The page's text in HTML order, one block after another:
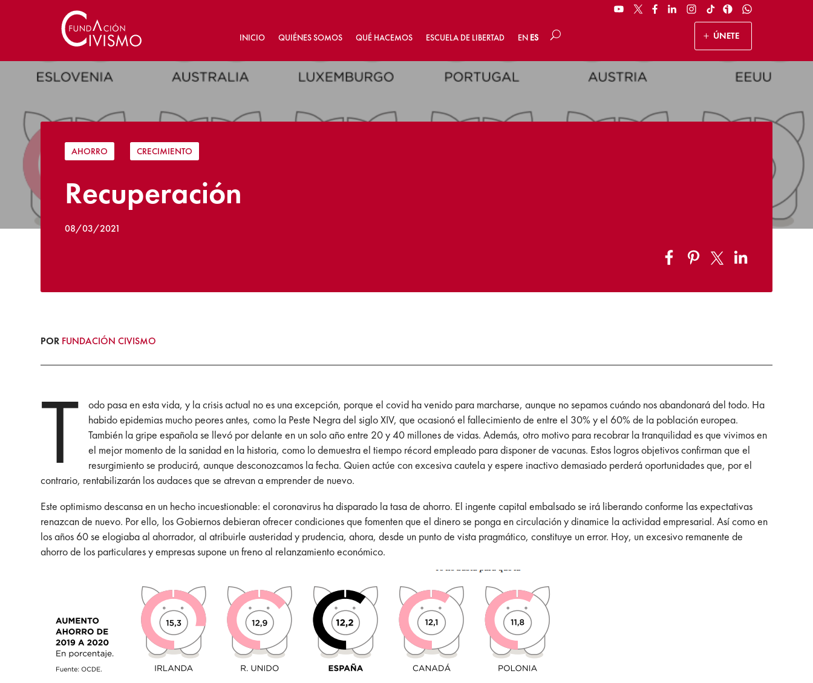
INICIO QUIÉNES SOMOS QUÉ HACEMOS ESCUELA DE LIBERTAD EN ES ÚNETE
AHORRO CRECIMIENTO
Recuperación
08/03/2021
POR FUNDACIÓN CIVISMO
T
odo pasa en esta vida, y la crisis actual no es una excepción, porque el covid ha venido para marcharse, aunque no sepamos cuándo nos abandonará del todo. Ha
habido epidemias mucho peores antes, como la Peste Negra del siglo XIV, que ocasionó el fallecimiento de entre el 30% y el 60% de la población europea.
También la gripe española se llevó por delante en un solo año entre 20 y 40 millones de vidas. Además, otro motivo para recobrar la tranquilidad es que vivimos en
el mejor momento de la sanidad en la historia, como lo demuestra el tiempo récord empleado para disponer de vacunas. Estos logros objetivos confirman que el
resurgimiento se producirá, aunque desconozcamos la fecha. Quien actúe con excesiva cautela y espere inactivo demasiado perderá oportunidades que, por el
contrario, rentabilizarán los audaces que se atrevan a emprender de nuevo.
Este optimismo descansa en un hecho incuestionable: el coronavirus ha disparado la tasa de ahorro. El ingente capital embalsado se irá liberando conforme las expectativas
renazcan de nuevo. Por ello, los Gobiernos debieran ofrecer condiciones que fomenten que el dinero se ponga en circulación y dinamice la actividad empresarial. Así como en
los años 60 se elogiaba al ahorrador, al atribuirle austeridad y prudencia, ahora, desde un punto de vista pragmático, constituye un error. Hoy, un excesivo remanente de
ahorro de los particulares y empresas supone un freno al relanzamiento económico.